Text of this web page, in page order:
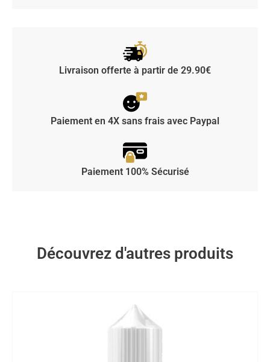
Livraison offerte à partir de 29.90€
Paiement en 4X sans frais avec Paypal
Paiement 100% Sécurisé
Découvrez d'autres produits